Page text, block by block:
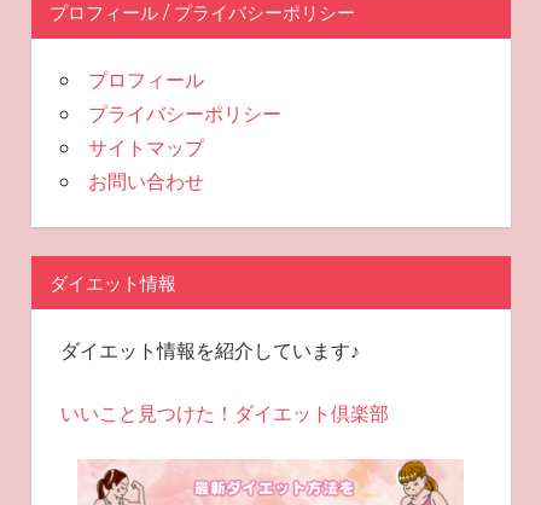
プロフィール / プライバシーポリシー
プロフィール
プライバシーポリシー
サイトマップ
お問い合わせ
ダイエット情報
ダイエット情報を紹介しています♪
いいこと見つけた！ダイエット倶楽部